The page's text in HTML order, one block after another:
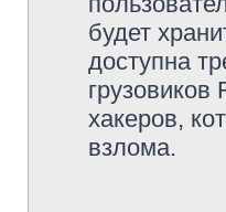
будет
доступна
грузовиков
хакеров,
взлома.